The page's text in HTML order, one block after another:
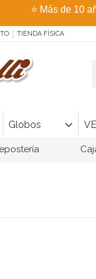
⭐ Más de 10
TIENDA FÍSICA
Globos